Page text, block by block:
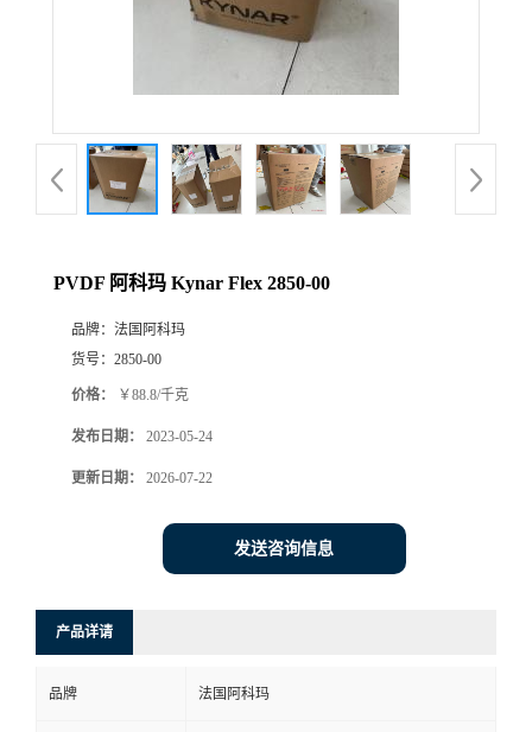
品
厅
系
PVDF 阿科玛 Kynar Flex 2850-00
品牌： 法国阿科玛
货号： 2850-00
价格： ￥88.8/千克
发布日期： 2023-05-24
更新日期： 2026-07-22
发送咨询信息
产品详请
品牌 法国阿科玛